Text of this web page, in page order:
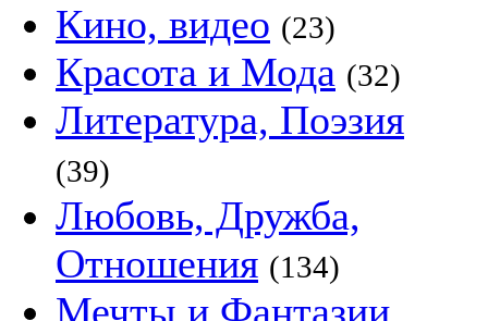
Кино, видео (23)
Красота и Мода (32)
Литература, Поэзия
(39)
Любовь, Дружба,
Отношения (134)
Мечты и Фантазии